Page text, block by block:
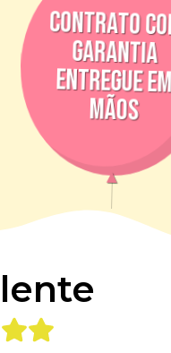
contrato com
garantia
entregue em
mãos